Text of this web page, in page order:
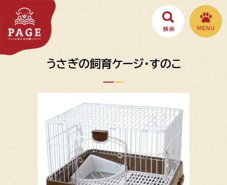
うさぎの飼育ケージ・すのこ